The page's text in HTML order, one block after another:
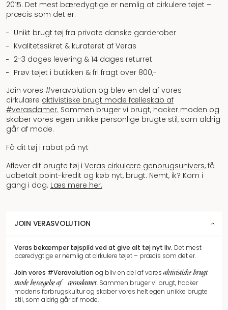
2015. Det mest bæredygtige er nemlig at cirkulere tøjet –
præcis som det er.
Unikt brugt tøj fra private danske garderober
Kvalitetssikret & kurateret af Veras
2-3 dages levering & 14 dages returret
Prøv tøjet i butikken & fri fragt over 800,-
Join vores #veravolution og blev en del af vores
cirkulære aktivistiske brugt mode fælleskab af
#verasdamer. Sammen bruger vi brugt, hacker moden og
skaber vores egen unikke personlige brugte stil, som aldrig
går af mode.
Få dit tøj i rabat på nyt
Aflever dit brugte tøj i Veras cirkulære genbrugsunivers, få
udbetalt point-kredit og køb nyt, brugt. Nemt, ik? Kom i
gang i dag. Læs mere her.
JOIN VERASVOLUTION
Veras bekæmper tøjspild ved at give alt tøj nyt liv. Det mest
bæredygtige er nemlig at cirkulere tøjet – præcis som det er.
Join vores #Veravolution og bliv en del af voresaktivistiske brugt
mode bevægelse af #verasdamer. Sammen bruger vi brugt, hacker
modens forbrugskultur og skaber vores helt egen unikke brugte
stil, som aldrig går af mode.